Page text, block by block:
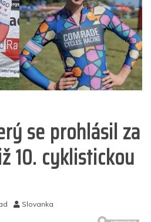
se prohlásil za
10. cyklistickou
Slovanka